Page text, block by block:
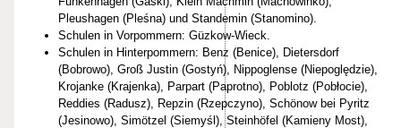
Pleushagen (Pleśna) und Standemin (Stanomino).
Schulen in Vorpommern: Güzkow-Wieck.
Schulen in Hinterpommern: Benz (Benice), Dietersdorf
(Bobrowo), Groß Justin (Gostyń), Nippoglense (Niepoględzie),
Krojanke (Krajenka), Parpart (Paprotno), Poblotz (Pobłocie),
Reddies (Radusz), Repzin (Rzepczyno), Schönow bei Pyritz
(Jesinowo), Simötzel (Siemyśl), Steinhöfel (Kamieny Most),